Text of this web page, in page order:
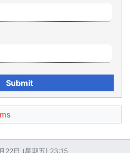
22日 (星期五) 23:15